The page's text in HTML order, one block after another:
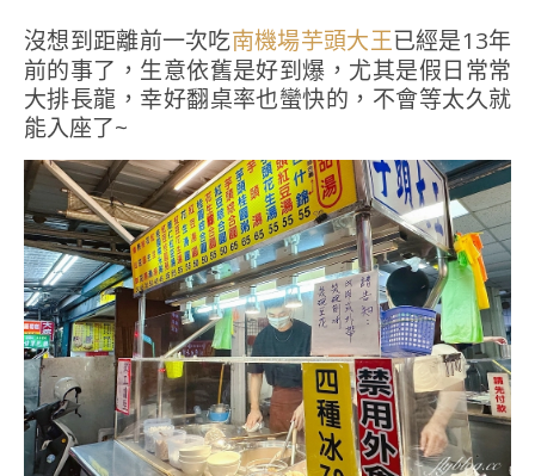
沒想到距離前一次吃南機場芋頭大王已經是13年
前的事了，生意依舊是好到爆，尤其是假日常常
大排長龍，幸好翻桌率也蠻快的，不會等太久就
能入座了~